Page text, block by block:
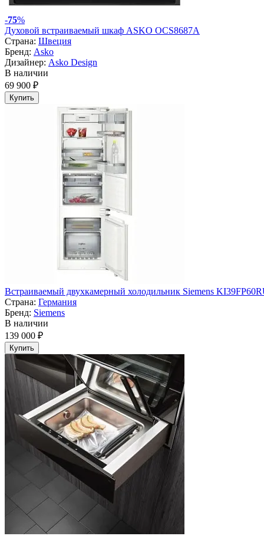
-75%
Духовой встраиваемый шкаф ASKO OCS8687A
Страна: Швеция
Бренд: Asko
Дизайнер: Asko Design
В наличии
69 900 ₽
Купить
Встраиваемый двухкамерный холодильник Siemens
Страна: Германия
Бренд: Siemens
В наличии
139 000 ₽
Купить